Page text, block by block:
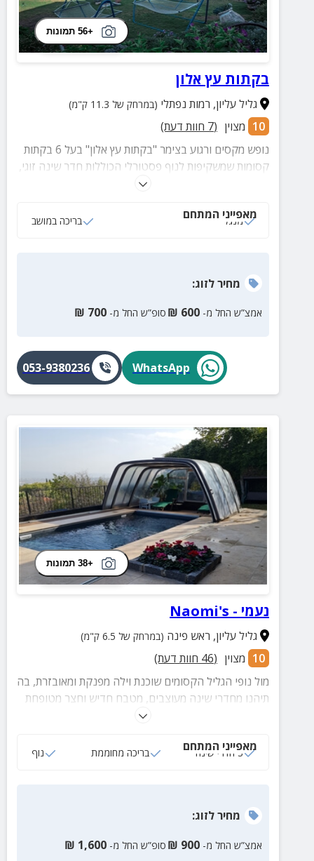
+56 תמונות
בקתות עץ אלון
גליל עליון, רמות נפתלי (במרחק של 11.3 ק"מ)
10 מצוין (
7 חוות דעת)
נופש מקסים ורגוע בצימר "בקתות עץ אלון" בעל 6 בקתות
קסומות שמשקיפות לנוף פסטורלי הכוללות חדר שינה זוגי,
סלון מרווח עם טלוויזיה + כבלים, מטבחון מאובזר, מרפסת
מאפייני המתחם
מנגל בריכה במושב
מחירלזוג:
אמצ”ש החל מ- 600
₪ סופ”ש החל מ- 700
₪
WhatsApp
053-9380236
+38 תמונות
נעמי - Naomi's
גליל עליון, ראש פינה (במרחק של 6.5 ק"מ)
10 מצוין (
46 חוות דעת)
מול נופי הגליל הקסומים שוכנת וילה מפנקת ומאובזרת, בה
תיהנו מחדרי שינה מעוצבים, מטבח חדיש וחצר מטופחת
עם ג'קוזי ושפע פינוקים להשלמת החוויה.
מאפייני המתחם
3 חדרי שינה בריכה מחוממת נוף
מחירלזוג:
אמצ”ש החל מ- 900
₪ סופ”ש החל מ- 1,600
₪